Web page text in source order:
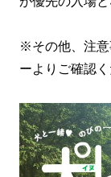
※その他、注意
ーよりご確認く